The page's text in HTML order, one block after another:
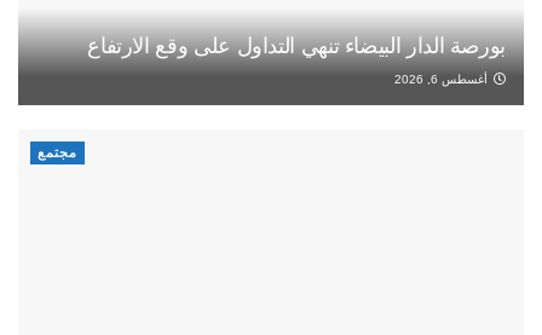
بورصة الدار البيضاء تنهي التداول على وقع الارتفاع
أغسطس 6, 2026
مجتمع